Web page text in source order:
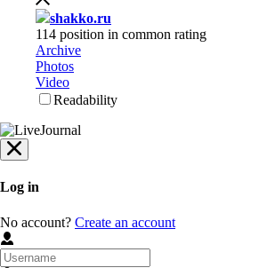
shakko.ru
114 position in common rating
Archive
Photos
Video
Readability
Log in
No account? Create an account